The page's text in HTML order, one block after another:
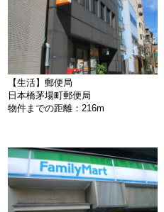
【生活】郵便局
日本橋茅場町郵便局
物件までの距離：216m